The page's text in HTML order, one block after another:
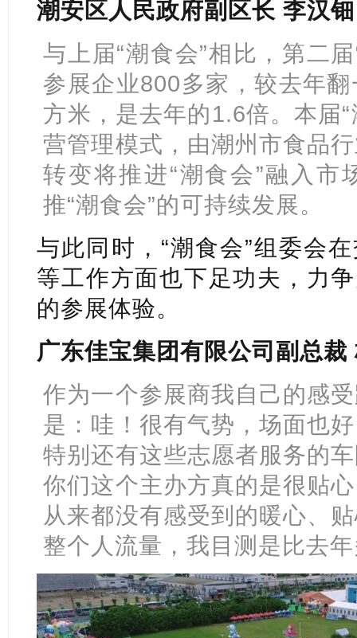
潮安区人民政府副区长 李汉
与上届“潮食会”相比，第二
参展企业800多家，较去年
方米，是去年的1.6倍。本届
营管理模式，由潮州市食品
转变将推进“潮食会”融入市
推“潮食会”的可持续发展。
与此同时，“潮食会”组委会
等工作方面也下足功夫，力
的参展体验。
广东佳宝集团有限公司副总裁
作为一个参展商我自己的感
是：哇！很有气势，场面也
特别还有这些志愿者服务的
你们这个主办方真的是很贴
从来都没有感受到的暖心、
整个人流量，我目测是比去